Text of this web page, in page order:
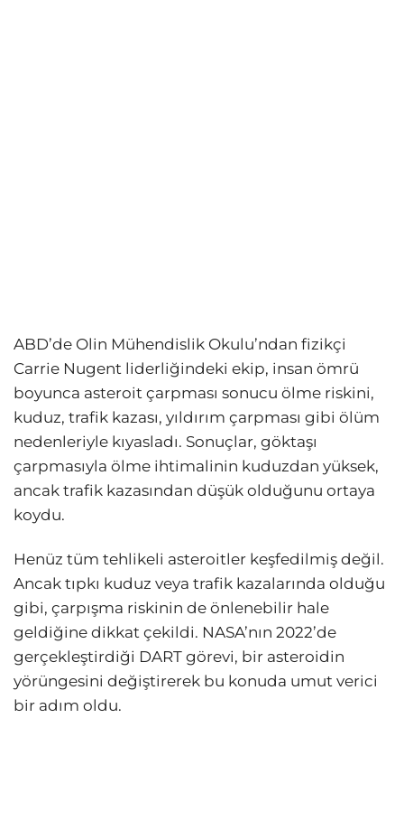
ABD’de Olin Mühendislik Okulu’ndan fizikçi
Carrie Nugent liderliğindeki ekip, insan ömrü
boyunca asteroit çarpması sonucu ölme riskini,
kuduz, trafik kazası, yıldırım çarpması gibi ölüm
nedenleriyle kıyasladı. Sonuçlar, göktaşı
çarpmasıyla ölme ihtimalinin kuduzdan yüksek,
ancak trafik kazasından düşük olduğunu ortaya
koydu.
Henüz tüm tehlikeli asteroitler keşfedilmiş değil.
Ancak tıpkı kuduz veya trafik kazalarında olduğu
gibi, çarpışma riskinin de önlenebilir hale
geldiğine dikkat çekildi. NASA’nın 2022’de
gerçekleştirdiği DART görevi, bir asteroidin
yörüngesini değiştirerek bu konuda umut verici
bir adım oldu.